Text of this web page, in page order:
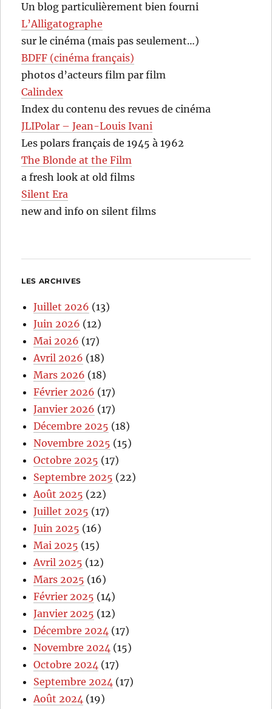
Un blog particulièrement bien fourni
L’Alligatographe
sur le cinéma (mais pas seulement…)
BDFF (cinéma français)
photos d’acteurs film par film
Calindex
Index du contenu des revues de cinéma
JLIPolar – Jean-Louis Ivani
Les polars français de 1945 à 1962
The Blonde at the Film
a fresh look at old films
Silent Era
new and info on silent films
LES ARCHIVES
Juillet 2026 (13)
Juin 2026 (12)
Mai 2026 (17)
Avril 2026 (18)
Mars 2026 (18)
Février 2026 (17)
Janvier 2026 (17)
Décembre 2025 (18)
Novembre 2025 (15)
Octobre 2025 (17)
Septembre 2025 (22)
Août 2025 (22)
Juillet 2025 (17)
Juin 2025 (16)
Mai 2025 (15)
Avril 2025 (12)
Mars 2025 (16)
Février 2025 (14)
Janvier 2025 (12)
Décembre 2024 (17)
Novembre 2024 (15)
Octobre 2024 (17)
Septembre 2024 (17)
Août 2024 (19)